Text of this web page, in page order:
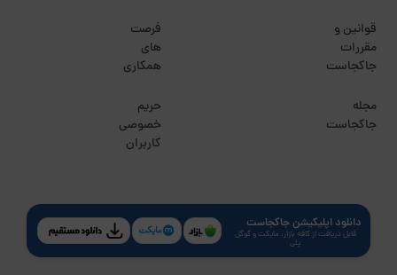
قوانین و
مقررات
جاکجاست
مجله
جاکجاست
فرصت
های
همکاری
حریم
خصوصی
کاربران
دانلود اپلیکیشن جاکجاست
قابل دریافت از کافه بازار، مایکت و گوگل
پلی